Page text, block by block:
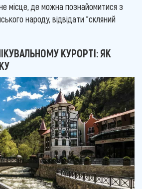
місце, де можна познайомитися з
народу, відвідати "скляний
КУРОРТІ: ЯК